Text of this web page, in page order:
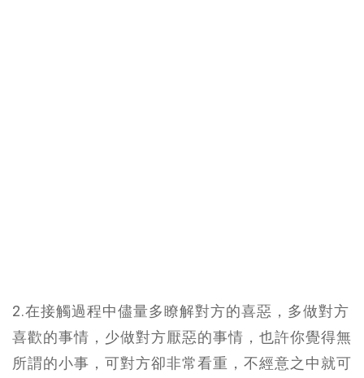
2.在接觸過程中儘量多瞭解對方的喜惡，多做對方
喜歡的事情，少做對方厭惡的事情，也許你覺得無
所謂的小事，可對方卻非常看重，不經意之中就可